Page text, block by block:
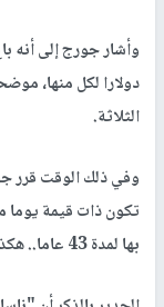
دولارا لكل منها،
الثلاثة.
وفي ذلك الوقت قرر
تكون ذات قيمة يوما
بها لمدة 43 عاما.. هكذا نجت هذه الأشرطة".